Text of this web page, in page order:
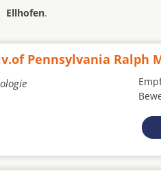
Ellhofen.
Pennsylvania Ralph